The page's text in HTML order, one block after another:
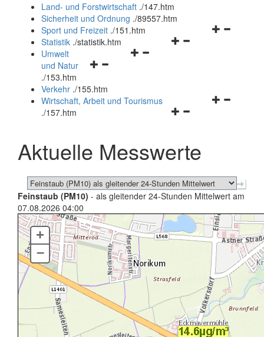
und
schließen
Land- und Forstwirtschaft ./147.htm
Sicherheit und Ordnung ./89557.htm
Navigationsmenü
Sport und Freizeit ./151.htm
Navigationsmenü
Statistik ./statistik.htm
Navigationsmenü
und
schließen
Umwelt
und Natur
./153.htm
Verkehr ./155.htm
Navigationsmenü
schließen
Wirtschaft, Arbeit und Tourismus
./157.htm
Aktuelle Messwerte
Feinstaub (PM10) - als gleitender 24-Stunden Mittelwert am
07.08.2026 04:00
+
–